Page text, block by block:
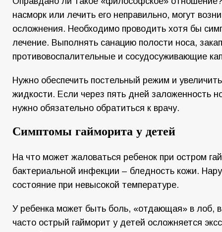
насморк или лечить его неправильно, могут
осложнения. Необходимо проводить хотя бы
лечение. Выполнять санацию полости носа,
противовоспалительные и сосудосуживающие
Нужно обеспечить постельный режим и
жидкости. Если через пять дней заложенность
нужно обязательно обратиться к врачу.
Симптомы гайморита у детей
На что может жаловаться ребенок при остром
бактериальной инфекции – бледность кожи.
состояние при невысокой температуре.
У ребенка может быть боль, «отдающая» в лоб,
часто острый гайморит у детей осложняется